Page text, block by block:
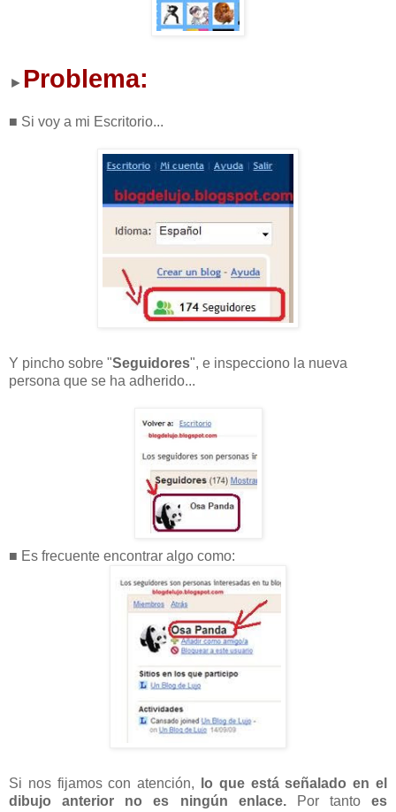
► Problema:
■ Si voy a mi Escritorio...
Y pincho sobre "Seguidores", e inspecciono la nueva
persona que se ha adherido...
■ Es frecuente encontrar algo como:
Si nos fijamos con atención,
lo que está señalado en el
dibujo anterior no es ningún enlace.Por tanto es